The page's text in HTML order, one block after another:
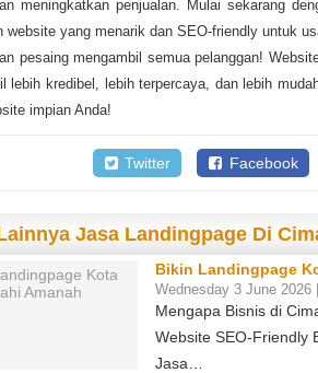
meningkatkan penjualan. Mulai sekarang
website yang menarik dan SEO-friendly untuk
pesaing mengambil semua pelanggan!
lebih kredibel, lebih terpercaya, dan lebih
impian Anda!
Twitter Facebook
Jasa Landingpage Di
Bikin Landingpage
Wednesday 3 June 2026 |
Mengapa Bisnis di
Website SEO-Friendly
Jasa…